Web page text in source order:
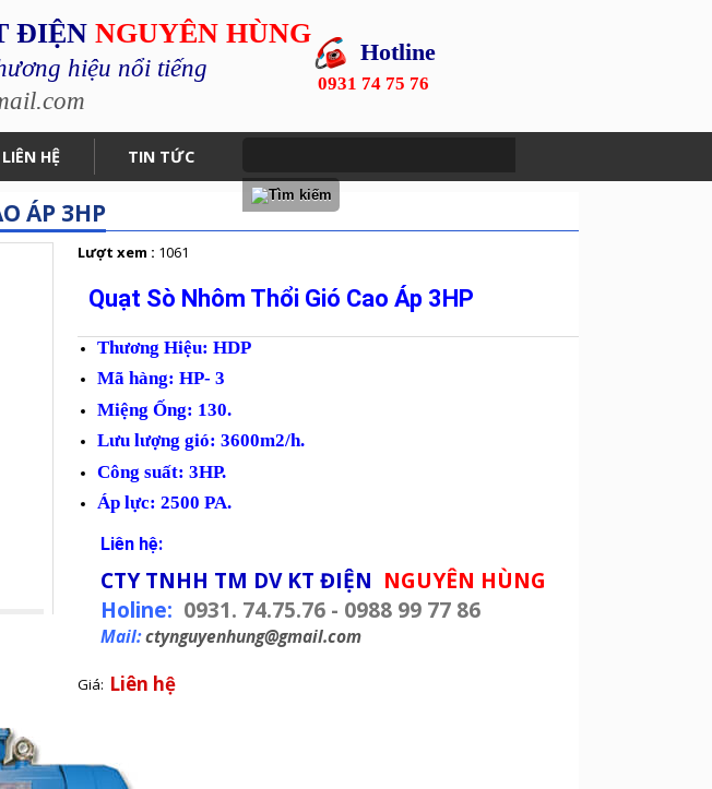
ĐIỆN NGUYÊN HÙNG
hiệu nổi tiếng
Hotline
0931 74 75 76
LIÊN HỆ TIN TỨC
ÁP 3HP
Lượt xem : 1061
Quạt Sò Nhôm Thổi Gió Cao Áp 3HP
Thương Hiệu: HDP
Mã hàng: HP- 3
Miệng Ống: 130.
Lưu lượng gió: 3600m2/h.
Công suất: 3HP.
Áp lực: 2500 PA.
Liên hệ:
CTY TNHH TM DV KT ĐIỆN NGUYÊN HÙNG
Holine: 0931. 74.75.76 - 0988 99 77 86
Mail:ctynguyenhung@gmail.com
Giá: Liên hệ